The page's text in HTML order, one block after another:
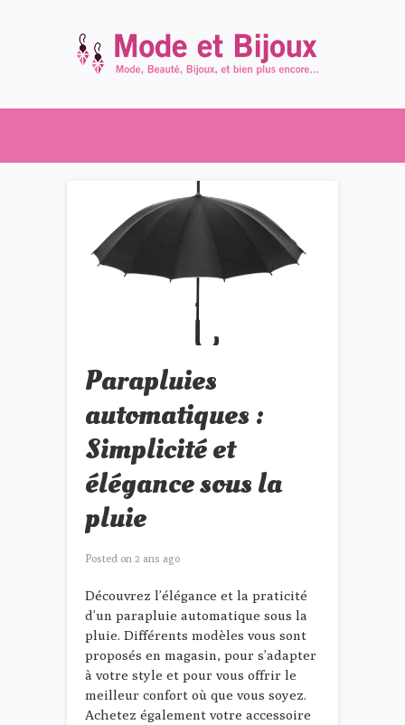
Parapluies
automatiques :
Simplicité et
élégance sous la
pluie
Posted on 2 ans ago
Découvrez l’élégance et la praticité
d’un parapluie automatique sous la
pluie. Différents modèles vous sont
proposés en magasin, pour s’adapter
à votre style et pour vous offrir le
meilleur confort où que vous soyez.
Achetez également votre accessoire